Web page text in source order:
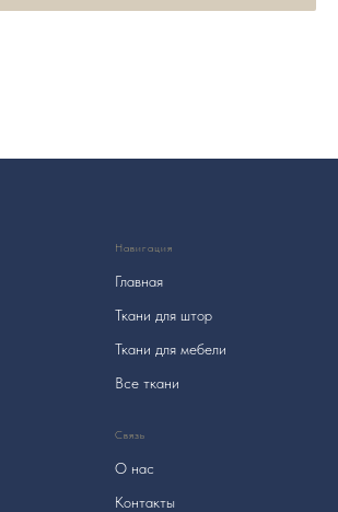
Навигация
Главная
Ткани для штор
Ткани для мебели
Все ткани
Связь
О нас
Контакты